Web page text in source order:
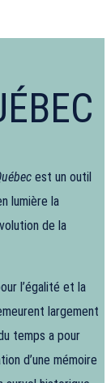
est un outil
lumière la
de la
l’égalité et la
largement
temps a pour
d’une mémoire